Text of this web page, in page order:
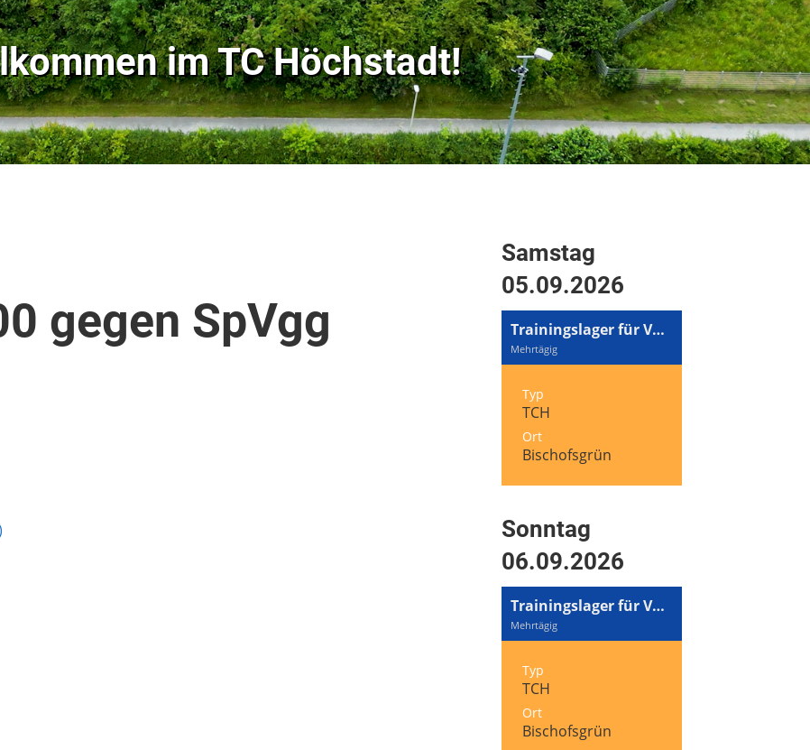
imTC Höchstadt!
gegen SpVgg
Samstag
05.09.2026
Trainingslager für Volleyball und Tennis
Mehrtägig
Typ
TCH
Ort
Bischofsgrün
Sonntag
06.09.2026
Trainingslager für Volleyball und Tennis
Mehrtägig
Typ
TCH
Ort
Bischofsgrün